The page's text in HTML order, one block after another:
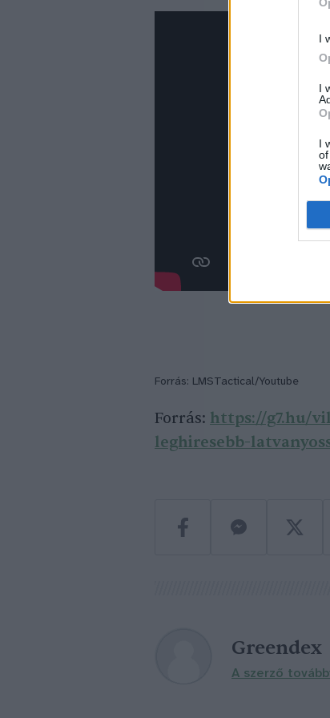
I
I
I
Forrás: LMSTactical/Youtube
Forrás: https://g7.hu/
leghiresebb-
Greendex
A szerző